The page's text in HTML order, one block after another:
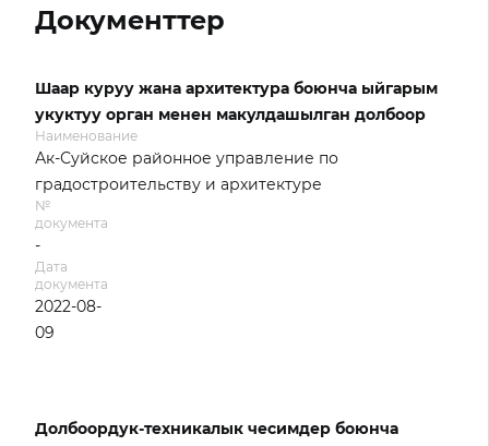
Документтер
Шаар куруу жана архитектура боюнча ыйгарым
укуктуу орган менен макулдашылган долбоор
Наименование
Ак-Суйское районное управление по
градостроительству и архитектуре
№
документа
-
Дата
документа
2022-08-
09
Долбоордук-техникалык чесимдер боюнча